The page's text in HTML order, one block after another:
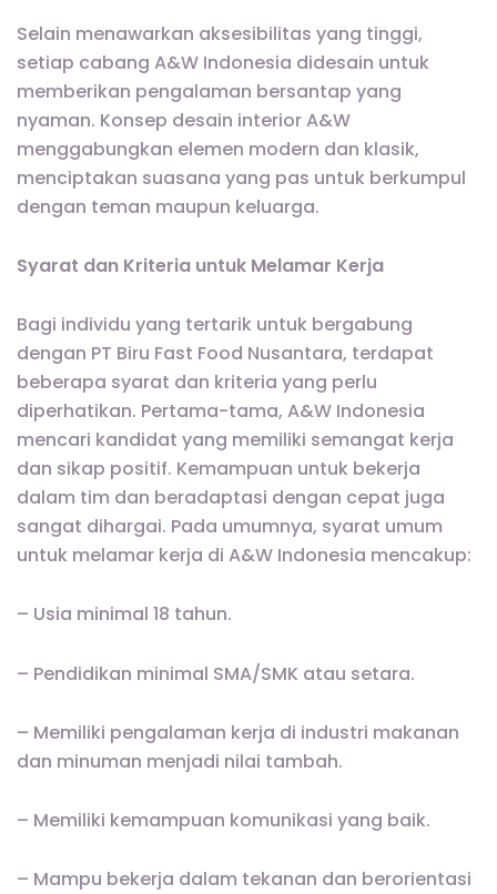
Selain menawarkan aksesibilitas yang tinggi,
setiap cabang A&W Indonesia didesain untuk
memberikan pengalaman bersantap yang
nyaman. Konsep desain interior A&W
menggabungkan elemen modern dan klasik,
menciptakan suasana yang pas untuk berkumpul
dengan teman maupun keluarga.
Syarat dan Kriteria untuk Melamar Kerja
Bagi individu yang tertarik untuk bergabung
dengan PT Biru Fast Food Nusantara, terdapat
beberapa syarat dan kriteria yang perlu
diperhatikan. Pertama-tama, A&W Indonesia
mencari kandidat yang memiliki semangat kerja
dan sikap positif. Kemampuan untuk bekerja
dalam tim dan beradaptasi dengan cepat juga
sangat dihargai. Pada umumnya, syarat umum
untuk melamar kerja di A&W Indonesia mencakup:
– Usia minimal 18 tahun.
– Pendidikan minimal SMA/SMK atau setara.
– Memiliki pengalaman kerja di industri makanan
dan minuman menjadi nilai tambah.
– Memiliki kemampuan komunikasi yang baik.
– Mampu bekerja dalam tekanan dan berorientasi